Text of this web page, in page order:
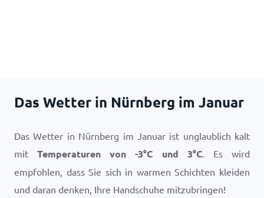
Das Wetter in Nürnberg im Januar
Das Wetter in Nürnberg im Januar ist unglaublich kalt
mitTemperaturen von-3°C und 3°C. Es wird
empfohlen, dass Sie sich in warmen Schichten kleiden
und daran denken, Ihre Handschuhe mitzubringen!